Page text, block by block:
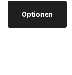
Optionen